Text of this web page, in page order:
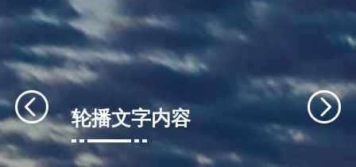
轮播文字内容